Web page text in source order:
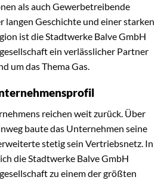
als auch Gewerbetreibende
Geschichte und einer starken
ist die Stadtwerke Balve GmbH
ein verlässlicher Partner
um das Thema Gas.
reichen weit zurück. Über
baute das Unternehmen seine
stetig sein Vertriebsnetz. In
die Stadtwerke Balve GmbH
zu einem der größten